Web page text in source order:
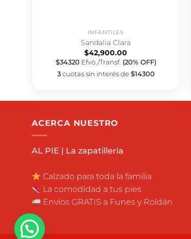
INFANTILES
Sandalia Clara
$42,900.00
$34320 Efvo./Transf. (20% OFF)
3cuotas sin interés de $14300
ACERCA NUESTRO
AL PIE | La zapatilleria
Calzado para toda la familia
La comodidad a tus pies
Envios GRATIS a Funes y Roldán